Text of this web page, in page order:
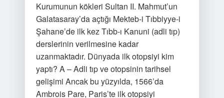
Kurumunun kökleri Sultan II. Mahmut’un
Galatasaray’da açtığı Mekteb-i Tıbbiyye-i
Şahane’de ilk kez Tıbb-ı Kanuni (adli tıp)
derslerinin verilmesine kadar
uzanmaktadır. Dünyada ilk otopsiyi kim
yaptı? A – Adli tıp ve otopsinin tarihsel
gelişimi Ancak bu yüzyılda, 1566’da
Ambrois Pare, Paris’te ilk otopsiyi